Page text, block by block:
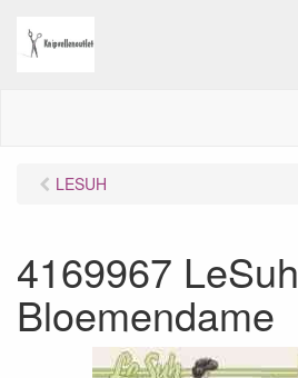
LESUH
4169967 LeSuh
Bloemendame